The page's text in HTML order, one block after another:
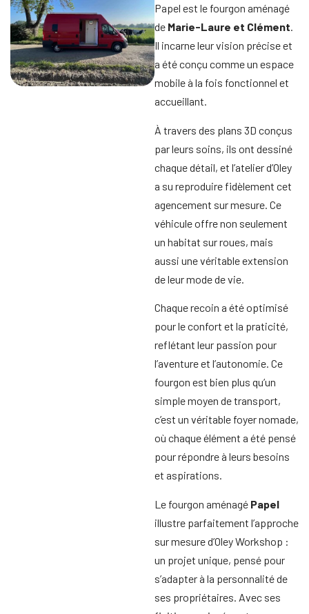
Papel est le fourgon aménagé
de Marie-Laure et Clément.
Il incarne leur vision précise et
a été conçu comme un espace
mobile à la fois fonctionnel et
accueillant.
À travers des plans 3D conçus
par leurs soins, ils ont dessiné
chaque détail, et l’atelier d’Oley
a su reproduire fidèlement cet
agencement sur mesure. Ce
véhicule offre non seulement
un habitat sur roues, mais
aussi une véritable extension
de leur mode de vie.
Chaque recoin a été optimisé
pour le confort et la praticité,
reflétant leur passion pour
l’aventure et l’autonomie. Ce
fourgon est bien plus qu’un
simple moyen de transport,
c’est un véritable foyer nomade,
où chaque élément a été pensé
pour répondre à leurs besoins
et aspirations.
Le fourgon aménagé Papel
illustre parfaitement l’approche
sur mesure d’Oley Workshop :
un projet unique, pensé pour
s’adapter à la personnalité de
ses propriétaires. Avec ses